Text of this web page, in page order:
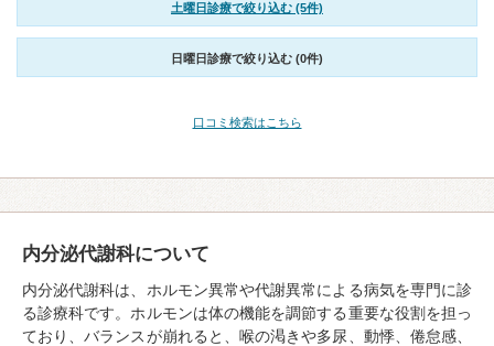
土曜日診療で絞り込む (5件)
日曜日診療で絞り込む (0件)
口コミ検索はこちら
内分泌代謝科について
内分泌代謝科は、ホルモン異常や代謝異常による病気を専門に診
る診療科です。ホルモンは体の機能を調節する重要な役割を担っ
ており、バランスが崩れると、喉の渇きや多尿、動悸、倦怠感、